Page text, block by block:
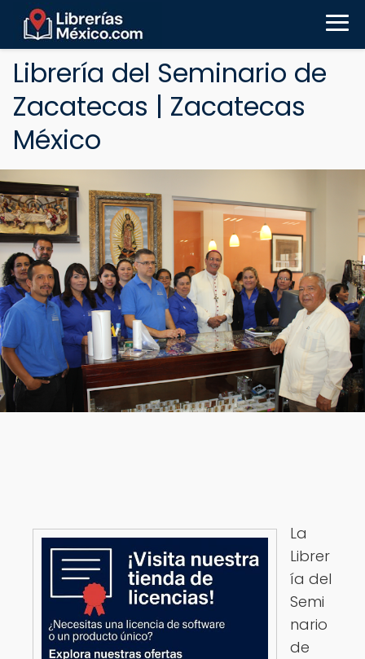
Librería del Seminario de
Zacatecas | Zacatecas
México
La
Librer
ía del
Semi
nario
de